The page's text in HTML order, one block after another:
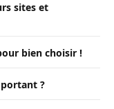
sites et
bien choisir !
?